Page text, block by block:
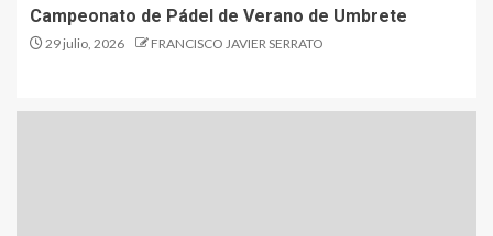
Campeonato de Pádel de Verano de Umbrete
29 julio, 2026 FRANCISCO JAVIER SERRATO